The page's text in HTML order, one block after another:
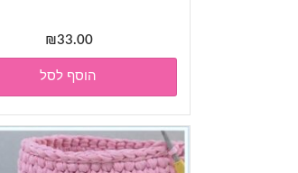
₪33.00
הוסף לסל